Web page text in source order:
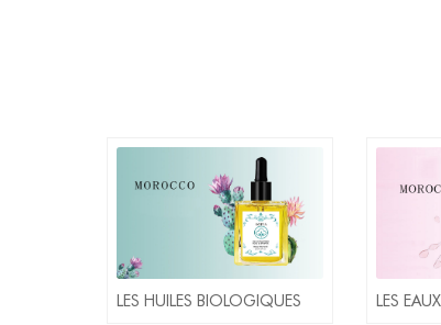
LES HUILES BIOLOGIQUES LES